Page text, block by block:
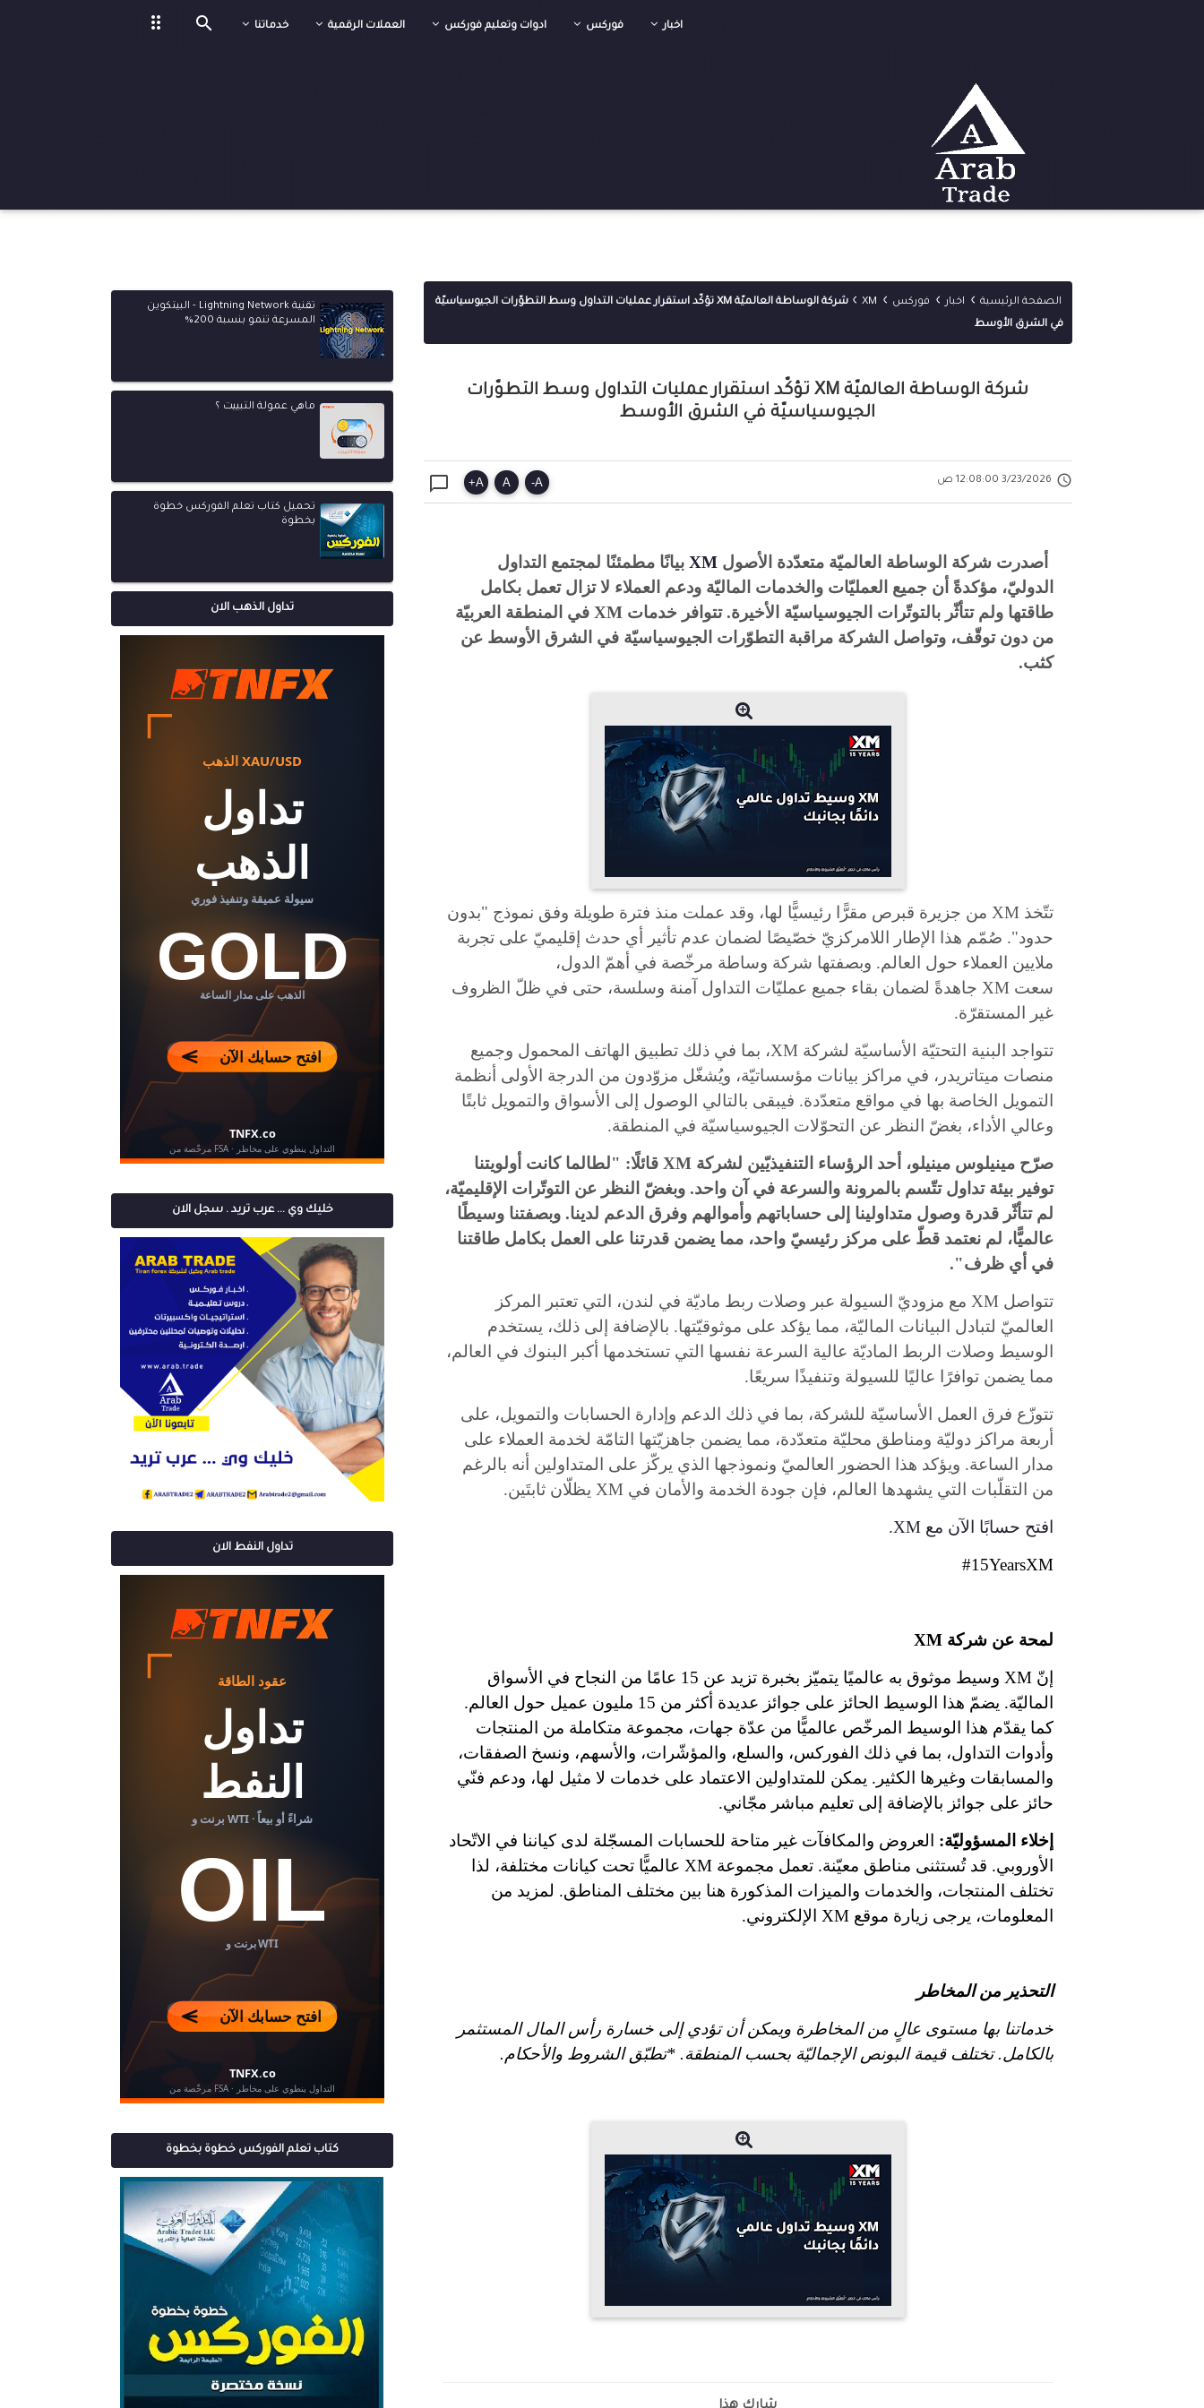
drag_indicator اخبار فوركس ادوات وتعليم فوركس العملات الرقمية خدماتنا 
الصفحة الرئيسية › اخبار › فوركس ›
XM
›
شركة الوساطة العالميّة XM تؤكّد استقرار عمليات التداول وسط التطوّرات الجيوسياسيّة
في الشرق الأوسط
شركة الوساطة العالميّة XM تؤكّد استقرار عمليات التداول وسط التطوّرات
الجيوسياسيّة في الشرق الأوسط
 3/23/2026 12:08:00 ص  A
-
A
A
+
أصدرت شركة الوساطة العالميّة متعدّدة الأصول XM بيانًا مطمئنًا لمجتمع التداول
الدوليّ، مؤكدةً أن جميع العمليّات والخدمات الماليّة ودعم العملاء لا تزال تعمل بكامل
طاقتها ولم تتأثّر بالتوتّرات الجيوسياسيّة الأخيرة. تتوافر خدمات XM في المنطقة العربيّة
من دون توقّف، وتواصل الشركة مراقبة التطوّرات الجيوسياسيّة في الشرق الأوسط عن
كثب.
تتّخذ XM من جزيرة قبرص مقرًّا رئيسيًّا لها، وقد عملت منذ فترة طويلة وفق نموذج "بدون
حدود". صُمّم هذا الإطار اللامركزيّ خصّيصًا لضمان عدم تأثير أي حدث إقليميّ على تجربة
ملايين العملاء حول العالم. وبصفتها شركة وساطة مرخّصة في أهمّ الدول،
سعت XM جاهدةً لضمان بقاء جميع عمليّات التداول آمنة وسلسة، حتى في ظلّ الظروف
غير المستقرّة.
تتواجد البنية التحتيّة الأساسيّة لشركة XM، بما في ذلك تطبيق الهاتف المحمول وجميع
منصات ميتاتريدر ، في مراكز بيانات مؤسساتيّة، ويُشغّل مزوّدون من الدرجة الأولى أنظمة
التمويل الخاصة بها في مواقع متعدّدة. فيبقى بالتالي الوصول إلى الأسواق والتمويل ثابتًا
وعالي الأداء، بغضّ النظر عن التحوّلات الجيوسياسيّة في المنطقة.
صرّح مينيلوس مينيلو، أحد الرؤساء التنفيذيّين لشركة XM قائلًا: "لطالما كانت أولويتنا
توفير بيئة تداول تتّسم بالمرونة والسرعة في آن واحد. وبغضّ النظر عن التوتّرات الإقليميّة،
لم تتأثّر قدرة وصول متداولينا إلى حساباتهم وأموالهم وفرق الدعم لدينا. وبصفتنا وسيطًا
عالميًّا، لم نعتمد قطّ على مركز رئيسيّ واحد، مما يضمن قدرتنا على العمل بكامل طاقتنا
في أي ظرف."
تتواصل XM مع مزوديّ السيولة عبر وصلات ربط ماديّة في لندن، التي تعتبر المركز
العالميّ لتبادل البيانات الماليّة، مما يؤكد على موثوقيّتها. بالإضافة إلى ذلك، يستخدم
الوسيط وصلات الربط الماديّة عالية السرعة نفسها التي تستخدمها أكبر البنوك في العالم،
مما يضمن توافرًا عاليًا للسيولة وتنفيذًا سريعًا.
تتوزّع فرق العمل الأساسيّة للشركة، بما في ذلك الدعم وإدارة الحسابات والتمويل، على
أربعة مراكز دوليّة ومناطق محليّة متعدّدة، مما يضمن جاهزيّتها التامّة لخدمة العملاء على
مدار الساعة. ويؤكد هذا الحضور العالميّ ونموذجها الذي يركّز على المتداولين أنه بالرغم
من التقلّبات التي يشهدها العالم، فإن جودة الخدمة والأمان في XM يظلّان ثابتَين.
افتح حسابًا الآن مع XM
.
#15YearsXM
لمحة عن شركة XM
إنّ XM وسيط موثوق به عالميًا يتميّز بخبرة تزيد عن 15 عامًا من النجاح في الأسواق
الماليّة. يضمّ هذا الوسيط الحائز على جوائز عديدة أكثر من 15 مليون عميل حول العالم.
كما يقدّم هذا الوسيط المرخّص عالميًّا من عدّة جهات، مجموعة متكاملة من المنتجات
وأدوات التداول، بما في ذلك الفوركس، والسلع، والمؤشّرات، والأسهم، ونسخ الصفقات،
والمسابقات وغيرها الكثير. يمكن للمتداولين الاعتماد على خدمات لا مثيل لها، ودعم فنّي
حائز على جوائز بالإضافة إلى تعليم مباشر مجّاني.
إخلاء المسؤوليّة: العروض والمكافآت غير متاحة للحسابات المسجّلة لدى كياننا في الاتّحاد
الأوروبي. قد تُستثنى مناطق معيّنة. تعمل مجموعة XM عالميًّا تحت كيانات مختلفة، لذا
تختلف المنتجات، والخدمات والميزات المذكورة هنا بين مختلف المناطق. لمزيد من
المعلومات، يرجى زيارة موقع XM الإلكتروني.
التحذير من المخاطر
خدماتنا بها مستوى عالٍ من المخاطرة ويمكن أن تؤدي إلى خسارة رأس المال المستثمر
بالكامل.تختلف قيمة البونص الإجماليّة بحسب المنطقة. *تطبّق الشروط والأحكام.
تقنية Lightning Network - البيتكوين
المسرعة تنمو بنسبة 200%
ماهي عمولة التبييت ؟
تحميل كتاب تعلم الفوركس خطوة
بخطوة
تداول الذهب الان
خليك وي ... عرب تريد . سجل الان
تداول النفط الان
كتاب تعلم الفوركس خطوة بخطوة